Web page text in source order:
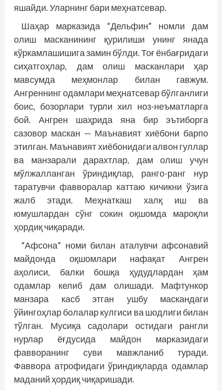
яшайди. Уларнинг бари меҳнатсевар.
Шаҳар марказида “Дельфин” номли дам
олиш масканининг қурилиши унинг янада
кўркамлашишига замин бўлди. Тоғ ёнбағридаги
сиҳатгоҳлар, дам олиш масканлари ҳар
мавсумда меҳмонлар билан гавжум.
Ангреннинг одамлари меҳнатсевар бўлганлиги
боис, бозорлари турли хил ноз-неъматларга
бой. Ангрен шаҳрида яна бир эътиборга
сазовор маскан — Маънавият хиёбони барпо
этилган. Маънавият хиёбонидаги алвон гуллар
ва манзарали дарахтлар, дам олиш учун
мўлжалланган ўриндиқлар, ранго-ранг нур
таратувчи фавворалар каттаю кичикни ўзига
жалб этади. Меҳнаткаш халқ иш ва
юмушлардан сўнг сокин оқшомда мароқли
ҳордиқ чиқаради.
“Афсона” номи билан аталувчи афсонавий
майдонда оқшомлари нафақат Ангрен
аҳолиси, балки бошқа ҳудудлардан ҳам
одамлар келиб дам олишади. Мафтункор
манзара касб этган ушбу маскандаги
ўйингоҳлар болалар кулгиси ва шодлиги билан
тўлган. Мусиқа садолари остидаги рангли
нурлар ёғдусида майдон марказидаги
фавворанинг суви мавжланиб туради.
Фаввора атрофидаги ўриндиқларда одамлар
маданий ҳордиқ чиқаришади.